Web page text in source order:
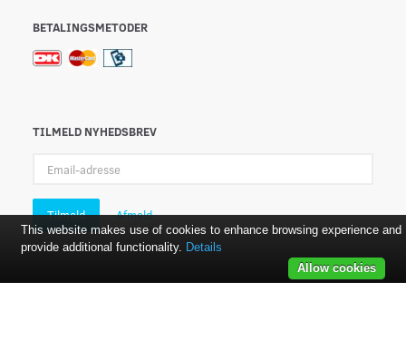
BETALINGSMETODER
TILMELD NYHEDSBREV
adresse
Tilmeld Afmeld
This website makes use of cookies to enhance browsing experience and
provide additional functionality. Details
Allow cookies